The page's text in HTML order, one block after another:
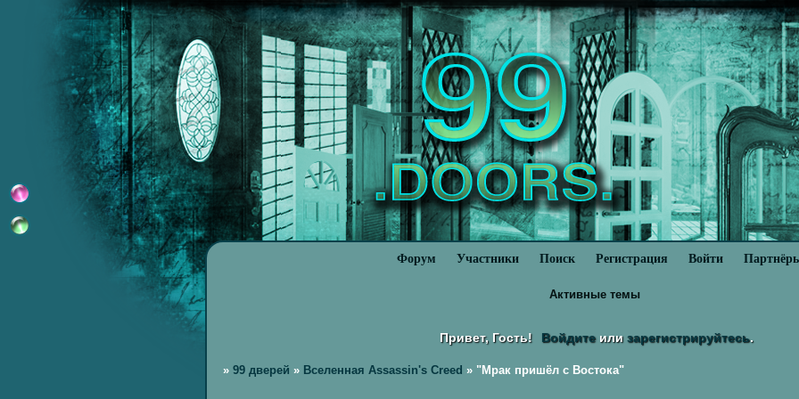
Форум Участники Поиск Регистрация Войти
Активные темы
Привет, Гость! Войдитеили зарегистрируйтесь.
» 99 дверей » Вселенная Assassin's Creed » "Мрак пришёл с Востока"